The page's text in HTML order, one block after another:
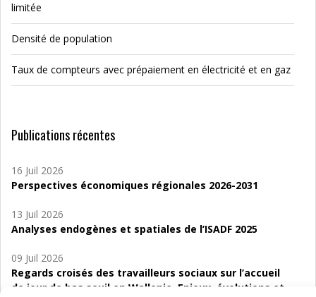
limitée
Densité de population
Taux de compteurs avec prépaiement en électricité et en gaz
Publications récentes
16 Juil 2026
Perspectives économiques régionales 2026-2031
13 Juil 2026
Analyses endogènes et spatiales de l’ISADF 2025
09 Juil 2026
Regards croisés des travailleurs sociaux sur l’accueil
de jour de bas seuil en Wallonie. Enjeux, évolutions et